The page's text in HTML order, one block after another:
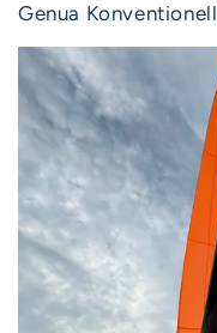
Genua Konventionell